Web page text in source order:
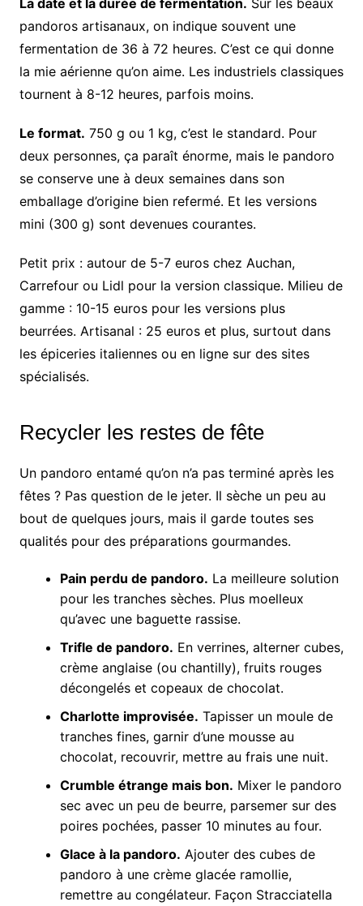
La date et la durée de fermentation. Sur les beaux
pandoros artisanaux, on indique souvent une
fermentation de 36 à 72 heures. C’est ce qui donne
la mie aérienne qu’on aime. Les industriels classiques
tournent à 8-12 heures, parfois moins.
Le format. 750 g ou 1 kg, c’est le standard. Pour
deux personnes, ça paraît énorme, mais le pandoro
se conserve une à deux semaines dans son
emballage d’origine bien refermé. Et les versions
mini (300 g) sont devenues courantes.
Petit prix : autour de 5-7 euros chez Auchan,
Carrefour ou Lidl pour la version classique. Milieu de
gamme : 10-15 euros pour les versions plus
beurrées. Artisanal : 25 euros et plus, surtout dans
les épiceries italiennes ou en ligne sur des sites
spécialisés.
Recycler les restes de fête
Un pandoro entamé qu’on n’a pas terminé après les
fêtes ? Pas question de le jeter. Il sèche un peu au
bout de quelques jours, mais il garde toutes ses
qualités pour des préparations gourmandes.
Pain perdu de pandoro. La meilleure solution
pour les tranches sèches. Plus moelleux
qu’avec une baguette rassise.
Trifle de pandoro. En verrines, alterner cubes,
crème anglaise (ou chantilly), fruits rouges
décongelés et copeaux de chocolat.
Charlotte improvisée. Tapisser un moule de
tranches fines, garnir d’une mousse au
chocolat, recouvrir, mettre au frais une nuit.
Crumble étrange mais bon. Mixer le pandoro
sec avec un peu de beurre, parsemer sur des
poires pochées, passer 10 minutes au four.
Glace à la pandoro. Ajouter des cubes de
pandoro à une crème glacée ramollie,
remettre au congélateur. Façon Stracciatella